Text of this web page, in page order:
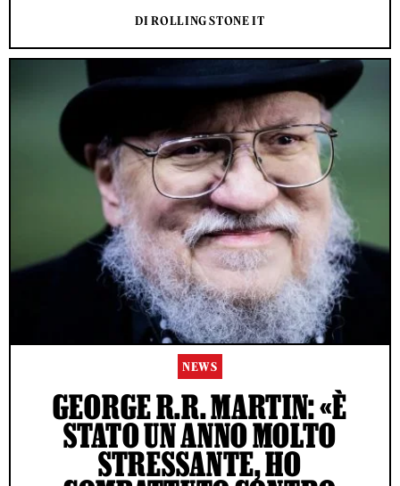
DI ROLLING STONE IT
NEWS
GEORGE R.R. MARTIN: «È
STATO UN ANNO MOLTO
STRESSANTE, HO